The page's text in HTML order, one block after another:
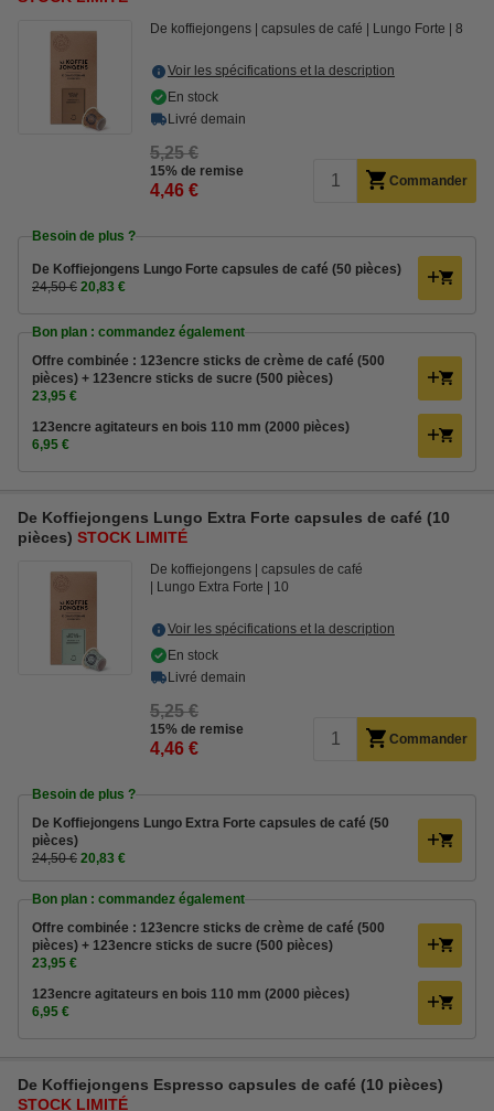
De koffiejongens capsules de café Lungo Forte 8
Voir les spécifications et la description
En stock
Livré demain
5,25 €
15% de remise
4,46 € Commander
Besoin de plus ?
De Koffiejongens Lungo Forte capsules de café (50 pièces)
24,50 € 20,83 €
Bon plan : commandez également
Offre combinée : 123encre sticks de crème de café (500
pièces) + 123encre sticks de sucre (500 pièces)
23,95 €
123encre agitateurs en bois 110 mm (2000 pièces)
6,95 €
De Koffiejongens Lungo Extra Forte capsules de café (10
pièces) STOCK LIMITÉ
De koffiejongens
capsules de café
Lungo Extra Forte
10
Voir les spécifications et la description
En stock
Livré demain
5,25 €
15% de remise
4,46 € Commander
Besoin de plus ?
De Koffiejongens Lungo Extra Forte capsules de café (50
pièces)
24,50 € 20,83 €
Bon plan : commandez également
Offre combinée : 123encre sticks de crème de café (500
pièces) + 123encre sticks de sucre (500 pièces)
23,95 €
123encre agitateurs en bois 110 mm (2000 pièces)
6,95 €
De Koffiejongens Espresso capsules de café (10 pièces)
STOCK LIMITÉ